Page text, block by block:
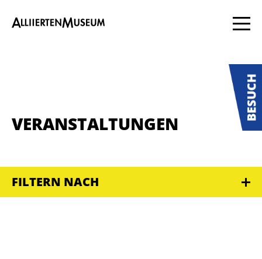
VERANSTALTUNGEN
FILTERN NACH